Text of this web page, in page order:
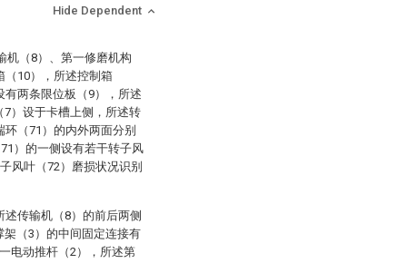
Hide Dependent
机（8）、第一修磨机构
（10），所述控制箱
两条限位板（9），所述
）设于卡槽上侧，所述转
（71）的内外两面分别
）的一侧设有若干转子风
风叶（72）磨损状况识别
传输机（8）的前后两侧
（3）的中间固定连接有
电动推杆（2），所述第